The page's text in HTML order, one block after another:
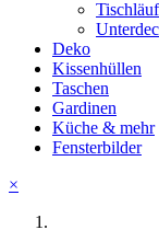
Deko
Kissenhüllen
Taschen
Gardinen
Küche & mehr
Fensterbilder
×